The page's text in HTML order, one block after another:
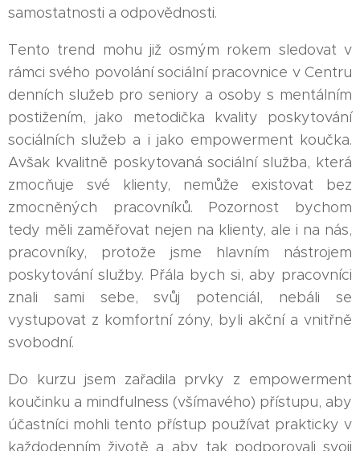
samostatnosti a odpovědnosti.
Tento trend mohu již osmým rokem sledovat v
rámci svého povolání sociální pracovnice v Centru
denních služeb pro seniory a osoby s mentálním
postižením, jako metodička kvality poskytování
sociálních služeb a i jako empowerment koučka.
Avšak kvalitně poskytovaná sociální služba, která
zmocňuje své klienty, nemůže existovat bez
zmocněných pracovníků. Pozornost bychom
tedy měli zaměřovat nejen na klienty, ale i na nás,
pracovníky, protože jsme hlavním nástrojem
poskytování služby. Přála bych si, aby pracovníci
znali sami sebe, svůj potenciál, nebáli se
vystupovat z komfortní zóny, byli akční a vnitřně
svobodní.
Do kurzu jsem zařadila prvky z empowerment
koučinku a mindfulness (všímavého) přístupu, aby
účastníci mohli tento přístup používat prakticky v
každodenním životě a aby tak podporovali svoji